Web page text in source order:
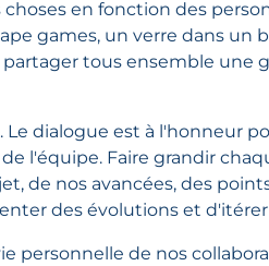
en fonction des
games, un verre dans un
tous ensemble une
dialogue est à l'honneur
l'équipe. Faire grandir
de nos avancées, des
des évolutions et d'itérer
personnelle de nos